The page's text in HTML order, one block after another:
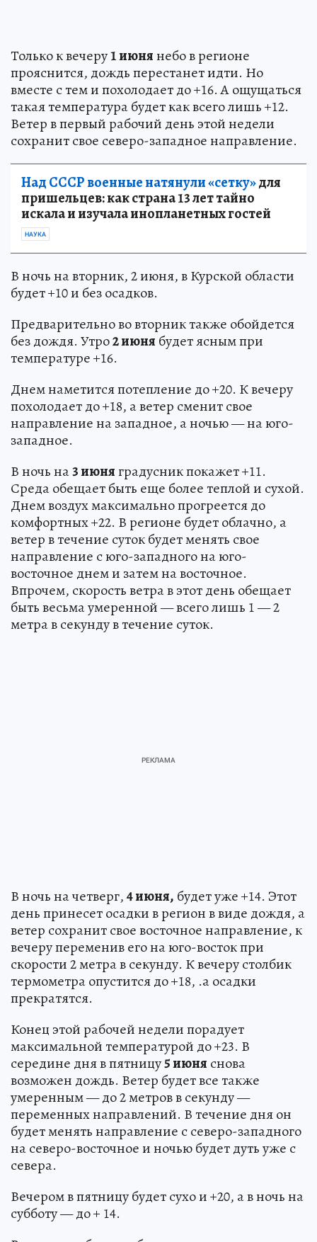
Только к вечеру1 июнянебо в регионе
прояснится, дождь перестанет идти. Но
вместе с тем и похолодает до +16. А ощущаться
такая температура будет как всего лишь +12.
Ветер в первый рабочий день этой недели
сохранит свое северо-западное направление.
Над СССР военные натянули «сетку»для
пришельцев: как страна 13 лет тайно
искала и изучала инопланетных гостей
НАУКА
В ночь на вторник, 2 июня, в Курской области
будет +10 и без осадков.
Предварительно во вторник также обойдется
без дождя. Утро2 июня будет ясным при
температуре +16.
Днем наметится потепление до +20. К вечеру
похолодает до +18, а ветер сменит свое
направление на западное, а ночью — на юго-
западное.
В ночь на3 июняградусник покажет +11.
Среда обещает быть еще более теплой и сухой.
Днем воздух максимально прогреется до
комфортных +22. В регионе будет облачно, а
ветер в течение суток будет менять свое
направление с юго-западного на юго-
восточное днем и затем на восточное.
Впрочем, скорость ветра в этот день обещает
быть весьма умеренной — всего лишь 1 — 2
метра в секунду в течение суток.
В ночь на четверг,4 июня, будет уже +14. Этот
день принесет осадки в регион в виде дождя, а
ветер сохранит свое восточное направление, к
вечеру переменив его на юго-восток при
скорости 2 метра в секунду. К вечеру столбик
термометра опустится до +18, .а осадки
прекратятся.
Конец этой рабочей недели порадует
максимальной температурой до +23. В
середине дня в пятницу5 июня снова
возможен дождь. Ветер будет все также
умеренным — до 2 метров в секунду —
переменных направлений. В течение дня он
будет менять направление с северо-западного
на северо-восточное и ночью будет дуть уже с
севера.
Вечером в пятницу будет сухо и +20, а в ночь на
субботу — до + 14.